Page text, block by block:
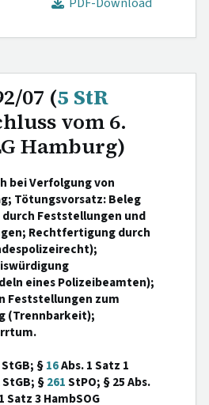
07 (5 StR
vom 6.
Hamburg)
bei Verfolgung von
Tötungsvorsatz: Beleg
Feststellungen und
Rechtfertigung durch
eines Polizeibeamten);
Feststellungen zum
(Trennbarkeit);
StGB; §16Abs. 1 Satz 1
StGB; §261StPO; § 25 Abs.
Satz 3 HambSOG